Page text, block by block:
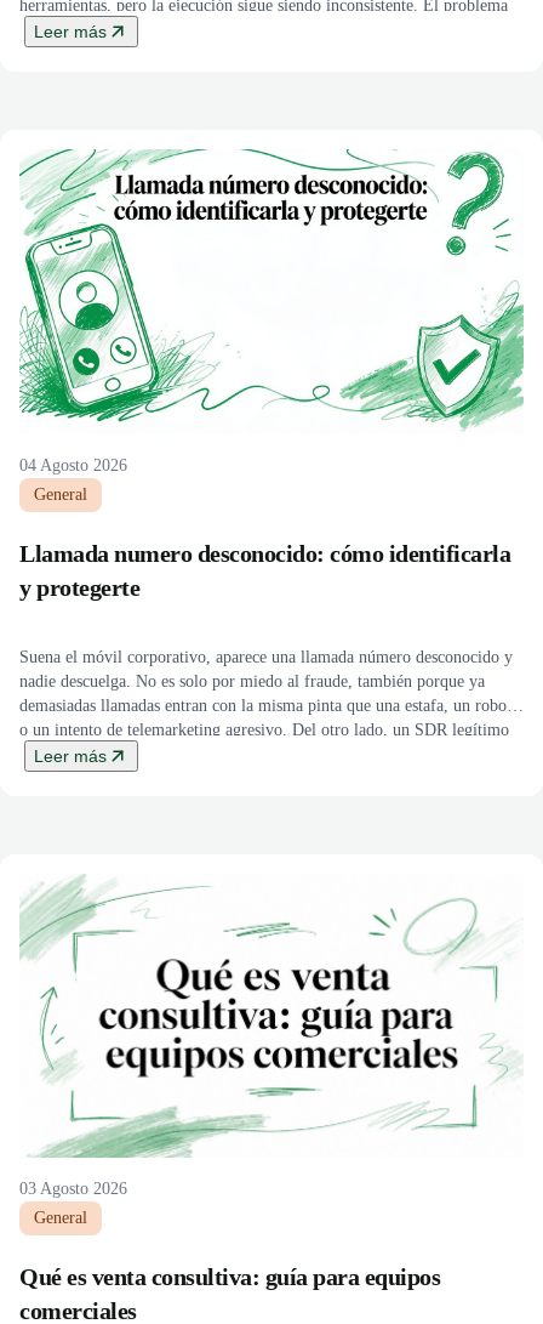
herramientas, pero la ejecución sigue siendo inconsistente. El problema
no es el talento, es la dependencia de la ejecución […]
Leer más
04 Agosto 2026
General
Llamada numero desconocido: cómo identificarla
y protegerte
Suena el móvil corporativo, aparece una llamada número desconocido y
nadie descuelga. No es solo por miedo al fraude, también porque ya
demasiadas llamadas entran con la misma pinta que una estafa, un robot
o un intento de telemarketing agresivo. Del otro lado, un SDR legítimo
marca desde un número nuevo, escucha el silencio o […]
Leer más
03 Agosto 2026
General
Qué es venta consultiva: guía para equipos
comerciales